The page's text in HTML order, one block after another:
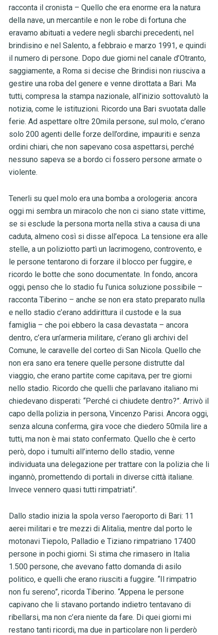
racconta il cronista – Quello che era enorme era la natura
della nave, un mercantile e non le robe di fortuna che
eravamo abituati a vedere negli sbarchi precedenti, nel
brindisino e nel Salento, a febbraio e marzo 1991, e quindi
il numero di persone. Dopo due giorni nel canale d’Otranto,
saggiamente, a Roma si decise che Brindisi non riusciva a
gestire una roba del genere e venne dirottata a Bari. Ma
tutti, compresa la stampa nazionale, all’inizio sottovalutò la
notizia, come le istituzioni. Ricordo una Bari svuotata dalle
ferie. Ad aspettare oltre 20mila persone, sul molo, c’erano
solo 200 agenti delle forze dell’ordine, impauriti e senza
ordini chiari, che non sapevano cosa aspettarsi, perché
nessuno sapeva se a bordo ci fossero persone armate o
violente.
Tenerli su quel molo era una bomba a orologeria: ancora
oggi mi sembra un miracolo che non ci siano state vittime,
se si esclude la persona morta nella stiva a causa di una
caduta, almeno così si disse all’epoca. La tensione era alle
stelle, a un poliziotto partì un lacrimogeno, controvento, e
le persone tentarono di forzare il blocco per fuggire, e
ricordo le botte che sono documentate. In fondo, ancora
oggi, penso che lo stadio fu l’unica soluzione possibile –
racconta Tiberino – anche se non era stato preparato nulla
e nello stadio c’erano addirittura il custode e la sua
famiglia – che poi ebbero la casa devastata – ancora
dentro, c’era un’armeria militare, c’erano gli archivi del
Comune, le caravelle del corteo di San Nicola. Quello che
non era sano era tenere quelle persone distrutte dal
viaggio, che erano partite come capitava, per tre giorni
nello stadio. Ricordo che quelli che parlavano italiano mi
chiedevano disperati: “Perché ci chiudete dentro?”. Arrivò il
capo della polizia in persona, Vincenzo Parisi. Ancora oggi,
senza alcuna conferma, gira voce che diedero 50mila lire a
tutti, ma non è mai stato confermato. Quello che è certo
però, dopo i tumulti all’interno dello stadio, venne
individuata una delegazione per trattare con la polizia che li
ingannò, promettendo di portali in diverse città italiane.
Invece vennero quasi tutti rimpatriati”.
Dallo stadio inizia la spola verso l’aeroporto di Bari: 11
aerei militari e tre mezzi di Alitalia, mentre dal porto le
motonavi Tiepolo, Palladio e Tiziano rimpatriano 17400
persone in pochi giorni. Si stima che rimasero in Italia
1.500 persone, che avevano fatto domanda di asilo
politico, e quelli che erano riusciti a fuggire. “Il rimpatrio
non fu sereno”, ricorda Tiberino. “Appena le persone
capivano che li stavano portando indietro tentavano di
ribellarsi, ma non c’era niente da fare. Di quei giorni mi
restano tanti ricordi, ma due in particolare non li perderò